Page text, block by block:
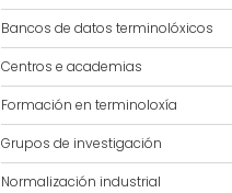
Bancos de datos terminolóxicos
Centros e academias
Formación en terminoloxía
Grupos de investigación
Normalización industrial